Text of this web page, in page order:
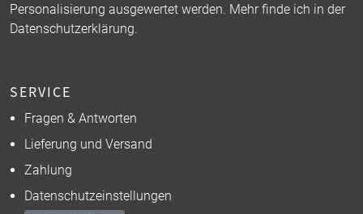
Personalisierung ausgewertet werden. Mehr finde ich in der
Datenschutzerklärung.
SERVICE
Fragen & Antworten
Lieferung und Versand
Zahlung
Datenschutzeinstellungen